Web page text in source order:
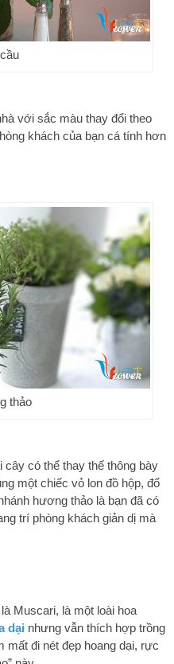
với sắc màu thay đổi theo
khách của bạn cá tính hơn
thảo
có thể thay thế thông bày
một chiếc vỏ lon đồ hộp, đổ
hương thảo là bạn đã có
trí phòng khách giản dị mà
Muscari, là một loài hoa
dại nhưng vẫn thích hợp trồng
mất đi nét đẹp hoang dại, rực